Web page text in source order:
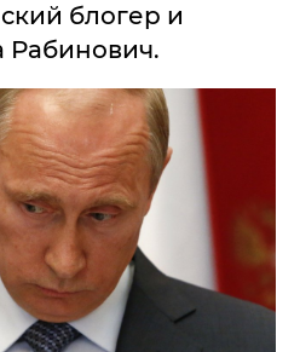
блогер и
Рабинович.